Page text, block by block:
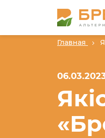
Главная